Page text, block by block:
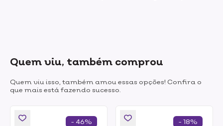
Quem viu, também comprou
Quem viu isso, também amou essas opções! Confira o
que mais está fazendo sucesso.
- 46% - 18%